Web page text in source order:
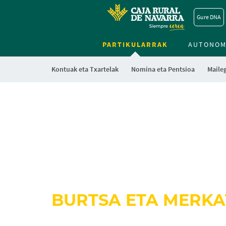
Gure DNA
PARTIKULARRAK
Kontuak eta Txartelak Nomina eta Pentsioa
BURTSA ETA